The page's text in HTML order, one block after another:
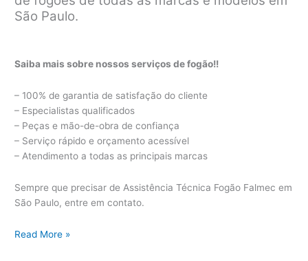
São Paulo.
Saiba mais sobre nossos serviços de fogão!!
– 100% de garantia de satisfação do cliente
– Especialistas qualificados
– Peças e mão-de-obra de confiança
– Serviço rápido e orçamento acessível
– Atendimento a todas as principais marcas
Sempre que precisar de Assistência Técnica Fogão Falmec em
São Paulo, entre em contato.
Assistência
Read More »